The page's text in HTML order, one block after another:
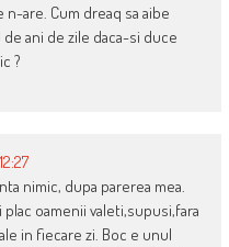
are. Cum dreaq sa aibe
ani de zile daca-si duce
?
nimic, dupa parerea mea.
plac oamenii valeti,supusi,fara
in fiecare zi. Boc e unul